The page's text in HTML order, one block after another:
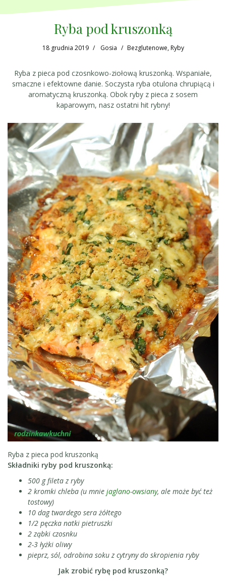
Ryba pod kruszonką
18 grudnia 2019 Gosia Bezglutenowe,Ryby
Ryba z pieca pod czosnkowo-ziołową kruszonką. Wspaniałe,
smaczne i efektowne danie. Soczysta ryba otulona chrupiącą i
aromatyczną kruszonką. Obok ryby z pieca z sosem
kaparowym, nasz ostatni hit rybny!
Ryba z pieca pod kruszonką
Składniki ryby pod kruszonką:
500 g fileta z ryby
2 kromki chleba (u mnie jaglano-owsiany, ale może być też
tostowy)
10 dag twardego sera żółtego
1/2 pęczka natki pietruszki
2 ząbki czosnku
2-3 łyżki oliwy
pieprz, sól, odrobina soku z cytryny do skropienia ryby
Jak zrobić rybę pod kruszonką?